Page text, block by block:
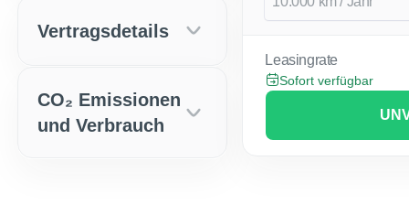
Leasingrate
Sofort verfügbar
Vertragsdetails
CO₂ Emissionen
und Verbrauch